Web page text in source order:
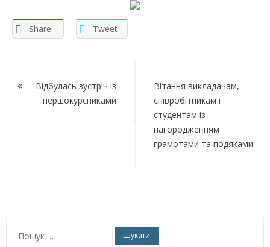
Share Tweet
записів
Відбулась зустріч із
першокурсниками
Вітання викладачам,
співробітникам і
студентам із
нагородженням
грамотами та подяками
Пошук: